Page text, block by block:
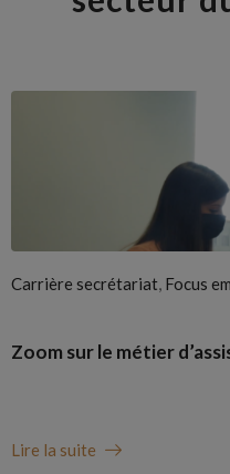
Carrière secrétariat, Focus
Zoom sur le métier
Lire la suite